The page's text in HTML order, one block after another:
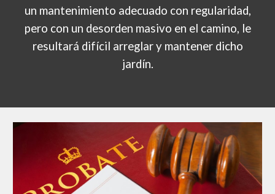
un mantenimiento adecuado con regularidad,
pero con un desorden masivo en el camino, le
resultará difícil arreglar y mantener dicho
jardín.